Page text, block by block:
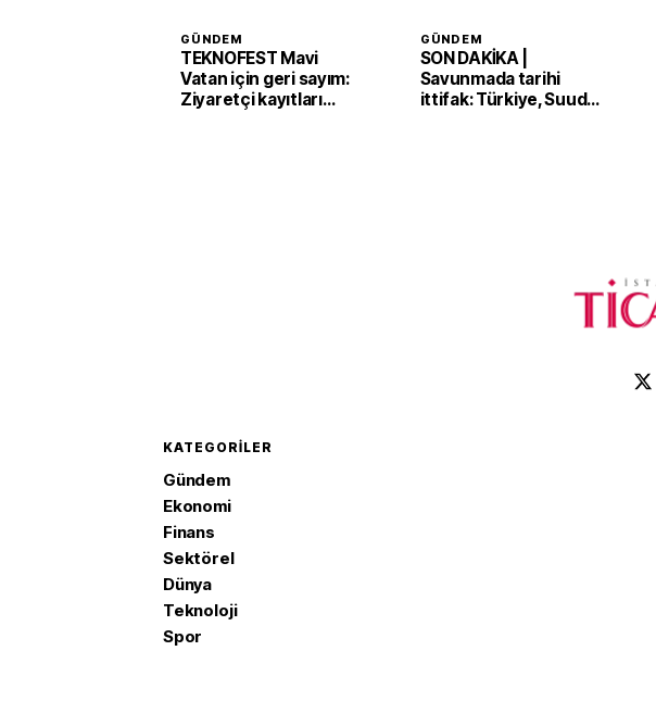
GÜNDEM
TEKNOFEST Mavi
Vatan için geri sayım:
Ziyaretçi kayıtları
GÜNDEM
SON DAKİKA |
Savunmada tarihi
ittifak: Türkiye, Suudi
KATEGORILER
Gündem
Ekonomi
Finans
Sektörel
Dünya
Teknoloji
Spor